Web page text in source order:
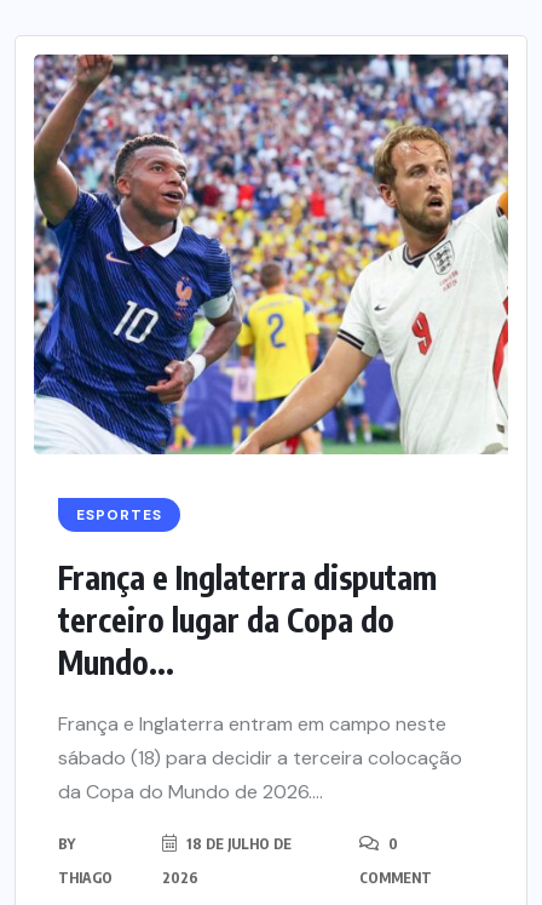
ESPORTES
França e Inglaterra disputam
terceiro lugar da Copa do
Mundo...
França e Inglaterra entram em campo neste
sábado (18) para decidir a terceira colocação
da Copa do Mundo de 2026....
BY
THIAGO
18 DE JULHO DE
2026
0
COMMENT